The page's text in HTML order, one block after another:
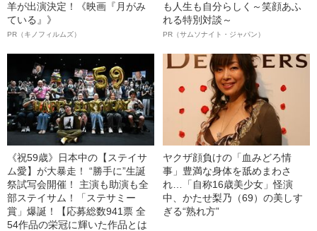
羊が出演決定！《映画『月がみ
ている』》
PR（キノフィルムズ）
も人生も自分らしく～笑顔あふ
れる特別対談～
PR（サムソナイト・ジャパン）
《祝59歳》日本中の【ステイサ
ム愛】が大暴走！ “勝手に”生誕
祭試写会開催！ 主演も助演も全
部ステイサム！「ステサミー
賞」爆誕！【応募総数941票 全
54作品の栄冠に輝いた作品とは
ヤクザ顔負けの「血みどろ情
事」豊満な身体を舐めまわさ
れ…「自称16歳美少女」怪演
中、かたせ梨乃（69）の美しす
ぎる“熟れ方”